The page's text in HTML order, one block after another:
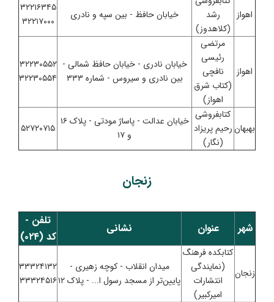
اهواز
رشد
(کلاهدوز)
خیابان حافظ - بین سپه و نادری
۳۲۲۱۶۳۴۵
۳۲۲۱۷۰۰۰
اهواز
مرتضی
رئیسی
نافچی
(کتاب شرق
اهواز)
خیابان نادری - خیابان حافظ شمالی -
بین نادری و سیروس - شماره ۳۳۳
۳۲۲۳۰۵۵۲
۳۲۲۳۰۵۵۴
بهبهان
کتابفروشی
رحیم پریزاد
(نگار)
خیابان عدالت - پاساژ مودتی - پلاک ۱۶
و ۱۷
۵۲۷۲۰۷۱۵
زنجان
شهر عنوان نشانی
تلفن -
کد (۰۲۴)
زنجان
کتابکده فرهنگ
(نمایندگی
انتشارات
امیرکبیر)
میدان انقلاب - کوچه زهیری -
پایین‌تر از مسجد رسول ا... - پلاک ۱۲
۳۳۳۲۴۱۳۲
۳۳۳۲۴۵۱۶